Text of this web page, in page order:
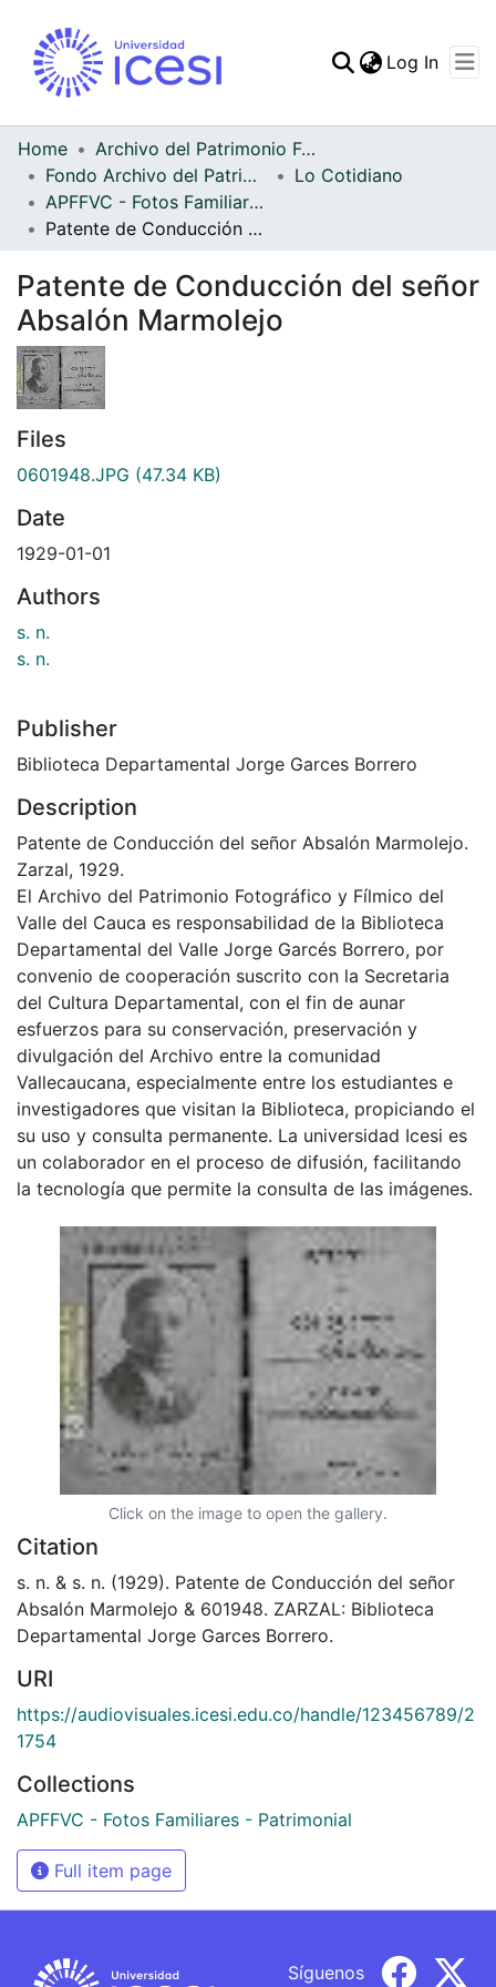
Statistics
Log In
Home
Archivo del Patrimonio Fotográfico y Fílmico del Valle del Cauca
Fondo Archivo del Patrimonio Fotográfico y Fílmico del Valle del Cauca
Lo Cotidiano
APFFVC - Fotos Familiares - Patrimonial
Patente de Conducción del señor Absalón Marmolejo
Patente de Conducción del señor
Absalón Marmolejo
Files
0601948.JPG (47.34 KB)
Date
1929-01-01
Authors
s. n.
s. n.
Publisher
Biblioteca Departamental Jorge Garces Borrero
Description
Patente de Conducción del señor Absalón Marmolejo.
Zarzal, 1929.
El Archivo del Patrimonio Fotográfico y Fílmico del
Valle del Cauca es responsabilidad de la Biblioteca
Departamental del Valle Jorge Garcés Borrero, por
convenio de cooperación suscrito con la Secretaria
del Cultura Departamental, con el fin de aunar
esfuerzos para su conservación, preservación y
divulgación del Archivo entre la comunidad
Vallecaucana, especialmente entre los estudiantes e
investigadores que visitan la Biblioteca, propiciando el
su uso y consulta permanente. La universidad Icesi es
un colaborador en el proceso de difusión, facilitando
la tecnología que permite la consulta de las imágenes.
Click on the image to open the gallery.
Citation
s. n. & s. n. (1929). Patente de Conducción del señor
Absalón Marmolejo & 601948. ZARZAL: Biblioteca
Departamental Jorge Garces Borrero.
URI
https://audiovisuales.icesi.edu.co/handle/123456789/2
1754
Collections
APFFVC - Fotos Familiares - Patrimonial
Full item page
Síguenos